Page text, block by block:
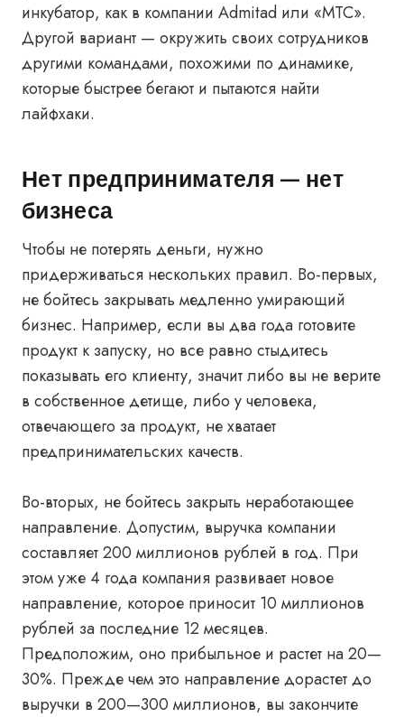
инкубатор, как в компании Admitad или «МТС».
Другой вариант — окружить своих сотрудников
другими командами, похожими по динамике,
которые быстрее бегают и пытаются найти
лайфхаки.
Нет предпринимателя — нет
бизнеса
Чтобы не потерять деньги, нужно
придерживаться нескольких правил. Во-первых,
не бойтесь закрывать медленно умирающий
бизнес. Например, если вы два года готовите
продукт к запуску, но все равно стыдитесь
показывать его клиенту, значит либо вы не верите
в собственное детище, либо у человека,
отвечающего за продукт, не хватает
предпринимательских качеств.
Во-вторых, не бойтесь закрыть неработающее
направление. Допустим, выручка компании
составляет200 миллионов рублей в год. При
этом уже 4 года компания развивает новое
направление, которое приносит 10 миллионов
рублей за последние 12 месяцев.
Предположим, оно прибыльное и растет на 20—
30%. Прежде чем это направление дорастет до
выручки в 200—300 миллионов, вы закончите